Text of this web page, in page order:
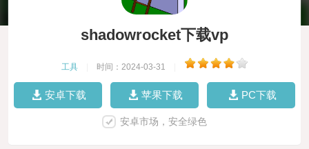
shadowrocket下载vp
工具 时间：2024-03-31
安卓下载 苹果下载 PC下载
安卓市场，安全绿色